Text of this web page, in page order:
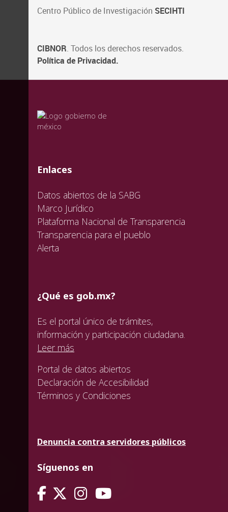
Centro Público de Investigación SECIHTI
CIBNOR. Todos los derechos reservados.
Política de Privacidad.
valida
valida
valida
Enlaces
Datos abiertos de la SABG
Marco Jurídico
Plataforma Nacional de Transparencia
Transparencia para el pueblo
Alerta
¿Qué es gob.mx?
Es el portal único de trámites,
información y participación ciudadana.
Leer más
Portal de datos abiertos
Declaración de Accesibilidad
Términos y Condiciones
Denuncia contra servidores públicos
Síguenos en